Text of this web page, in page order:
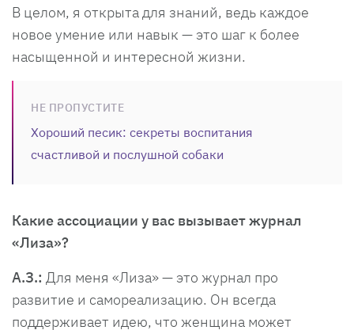
В целом, я открыта для знаний, ведь каждое
новое умение или навык — это шаг к более
насыщенной и интересной жизни.
НЕ ПРОПУСТИТЕ
Хороший песик: секреты воспитания
счастливой и послушной собаки
Какие ассоциации у вас вызывает журнал
«Лиза»?
А.З.: Для меня «Лиза» — это журнал про
развитие и самореализацию. Он всегда
поддерживает идею, что женщина может